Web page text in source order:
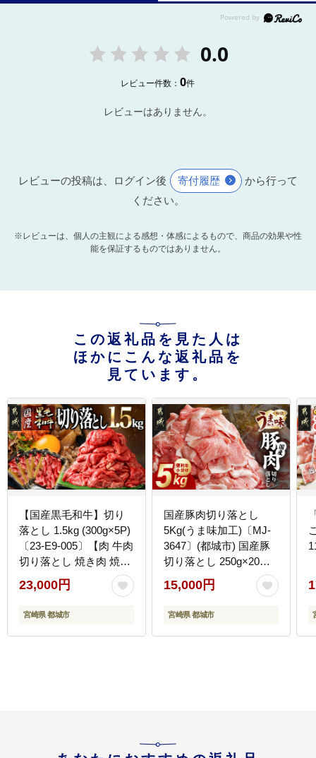
0.0
レビュー件数：0件
レビューはありません。
レビューの投稿は、ログイン後 寄付履歴
から行って
ください。
※レビューは、個人の主観による感想・体感によるもので、商品の効果や性
能を保証するものではありません。
この返礼品を見た人は
ほかにこんな返礼品を
見ています。
【国産黒毛和牛】切り
落とし 1.5kg (300g×5P)
〔23-E9-005〕【肉 牛肉
切り落とし 焼き肉 焼肉
スライス すき焼き しゃ
ぶしゃぶ 人気 おすすめ
国産】
23,000円
宮崎県 都城市
国産豚肉切り落とし
5Kg(うま味加工)〔MJ-
3647〕(都城市) 国産豚
切り落とし 250g×20袋
うま味加工 昆布だし 豚
肉 旨味 冷凍 小分け
15,000円
宮崎県 都城市